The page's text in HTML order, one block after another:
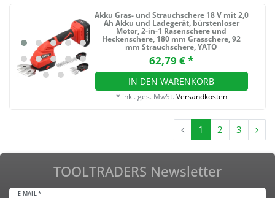
Akku Gras- und Strauchschere 18 V mit 2,0
Ah Akku und Ladegerät, bürstenloser
Motor, 2-in-1 Rasenschere und
Heckenschere, 180 mm Grasschere, 92
mm Strauchschere, YATO
62,79 € *
IN DEN WARENKORB
* inkl. ges. MwSt. Versandkosten
1 2 3
TOOLTRADERS Newsletter
E-MAIL *